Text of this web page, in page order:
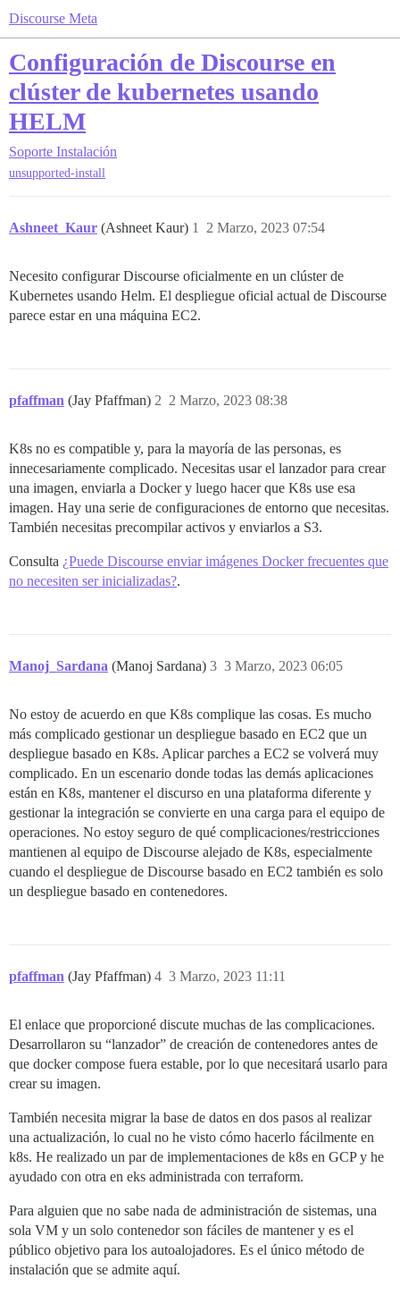
Discourse Meta
Configuración de Discourse en
clúster de kubernetes usando
HELM
Soporte Instalación
unsupported-install
Ashneet_Kaur (Ashneet Kaur) 2 Marzo, 2023 07:54
1
Necesito configurar Discourse oficialmente en un clúster de
Kubernetes usando Helm. El despliegue oficial actual de Discourse
parece estar en una máquina EC2.
pfaffman (Jay Pfaffman) 2 Marzo, 2023 08:38
2
K8s no es compatible y, para la mayoría de las personas, es
innecesariamente complicado. Necesitas usar el lanzador para crear
una imagen, enviarla a Docker y luego hacer que K8s use esa
imagen. Hay una serie de configuraciones de entorno que necesitas.
También necesitas precompilar activos y enviarlos a S3.
Consulta ¿Puede Discourse enviar imágenes Docker frecuentes que
no necesiten ser inicializadas?.
Manoj_Sardana (Manoj Sardana) 3 Marzo, 2023 06:05
3
No estoy de acuerdo en que K8s complique las cosas. Es mucho
más complicado gestionar un despliegue basado en EC2 que un
despliegue basado en K8s. Aplicar parches a EC2 se volverá muy
complicado. En un escenario donde todas las demás aplicaciones
están en K8s, mantener el discurso en una plataforma diferente y
gestionar la integración se convierte en una carga para el equipo de
operaciones. No estoy seguro de qué complicaciones/restricciones
mantienen al equipo de Discourse alejado de K8s, especialmente
cuando el despliegue de Discourse basado en EC2 también es solo
un despliegue basado en contenedores.
pfaffman (Jay Pfaffman) 3 Marzo, 2023 11:11
4
El enlace que proporcioné discute muchas de las complicaciones.
Desarrollaron su “lanzador” de creación de contenedores antes de
que docker compose fuera estable, por lo que necesitará usarlo para
crear su imagen.
También necesita migrar la base de datos en dos pasos al realizar
una actualización, lo cual no he visto cómo hacerlo fácilmente en
k8s. He realizado un par de implementaciones de k8s en GCP y he
ayudado con otra en eks administrada con terraform.
Para alguien que no sabe nada de administración de sistemas, una
sola VM y un solo contenedor son fáciles de mantener y es el
público objetivo para los autoalojadores. Es el único método de
instalación que se admite aquí.